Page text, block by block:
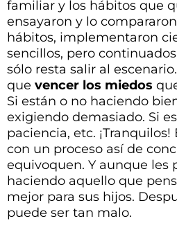
familiar y los hábitos que
ensayaron y lo
hábitos, implementaron
sencillos, pero
sólo resta salir al
que vencer los miedos
Si están o no haciendo
exigiendo demasiado. Si
paciencia, etc.
con un proceso así de
equivoquen. Y aunque les
haciendo aquello que
mejor para sus hijos.
puede ser tan malo.